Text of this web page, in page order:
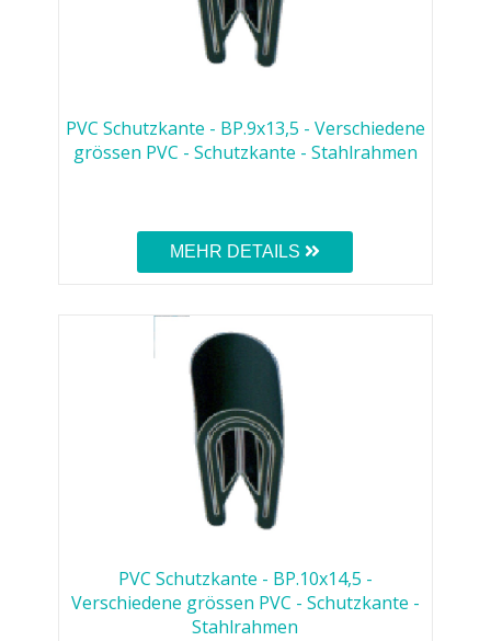
PVC Schutzkante - BP.9x13,5 - Verschiedene
grössen PVC - Schutzkante - Stahlrahmen
MEHR DETAILS
PVC Schutzkante - BP.10x14,5 -
Verschiedene grössen PVC - Schutzkante -
Stahlrahmen